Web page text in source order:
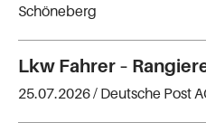
Schöneberg
Lkw Fahrer –
25.07.2026 / Deutsche Post